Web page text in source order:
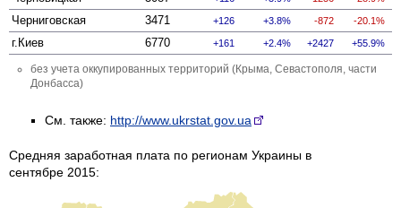
Черниговская 3471 126 3.8% -872 -20.1%
г.Киев 6770 161 2.4% 2427 55.9%
без учета оккупированных территорий (Крыма, Севастополя, части
Донбасса)
См. также: http://www.ukrstat.gov.ua
Средняя заработная плата по регионам Украины в
сентябре 2015: